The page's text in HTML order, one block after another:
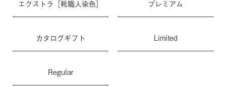
エクストラ［靴職人染色］ プレミアム
カタログギフト Limited
Regular